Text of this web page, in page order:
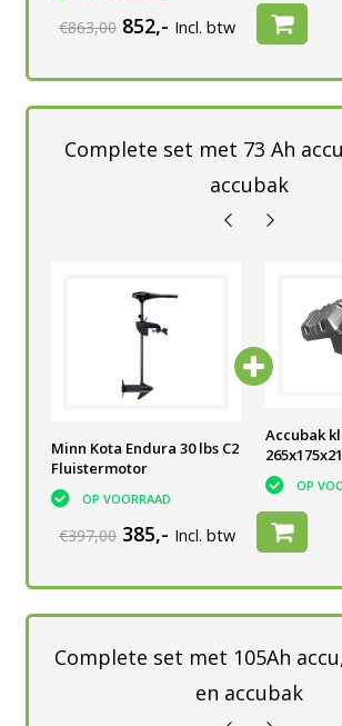
€863,00 852,- Incl. btw
Complete set met 73 Ah
accubak
Minn Kota Endura 30 lbs C2
Fluistermotor
OP VOORRAAD
OP VOORRAAD
Accubak
OP
€397,00 385,- Incl. btw
Complete set met 105Ah
en accubak